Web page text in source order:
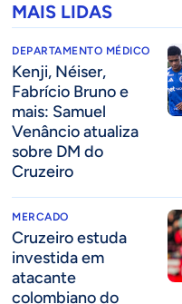
MAIS LIDAS
DEPARTAMENTO MÉDICO
Kenji, Néiser,
Fabrício Bruno e
mais: Samuel
Venâncio atualiza
sobre DM do
Cruzeiro
MERCADO
Cruzeiro estuda
investida em
atacante
colombiano do